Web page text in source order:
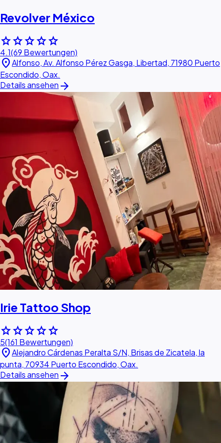
Revolver México
starstarstarstarstar
4.1(69 Bewertungen)
location_onAlfonso, Av. Alfonso Pérez Gasga, Libertad, 71980 Puerto
Escondido, Oax.
Details ansehen arrow_forward
Irie Tattoo Shop
starstarstarstarstar
5(161 Bewertungen)
location_onAlejandro Cárdenas Peralta S/N, Brisas de Zicatela, la
punta, 70934 Puerto Escondido, Oax.
Details ansehen arrow_forward